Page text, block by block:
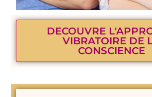
DECOUVRE
VIBRATOIRE DE
CONSCIENCE